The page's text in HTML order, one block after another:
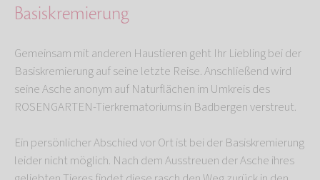
Basiskremierung
Gemeinsam mit anderen Haustieren geht Ihr Liebling bei der
Basiskremierung auf seine letzte Reise. Anschließend wird
seine Asche anonym auf Naturflächen im Umkreis des
ROSENGARTEN-Tierkrematoriums in Badbergen verstreut.
Ein persönlicher Abschied vor Ort ist bei der Basiskremierung
leider nicht möglich. Nach dem Ausstreuen der Asche ihres